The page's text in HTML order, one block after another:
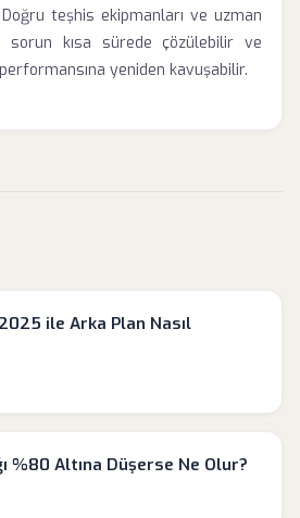
teşhis ekipmanları ve uzman
kısa sürede çözülebilir ve
yeniden kavuşabilir.
ile Arka Plan Nasıl
%80 Altına Düşerse Ne Olur?